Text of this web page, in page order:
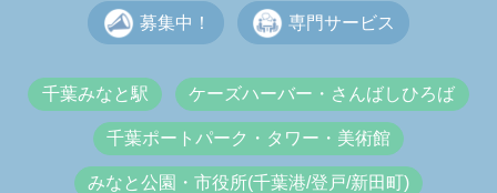
募集中！ 専門サービス
千葉みなと駅 ケーズハーバー・さんばしひろば
千葉ポートパーク・タワー・美術館
みなと公園・市役所(千葉港/登戸/新田町)